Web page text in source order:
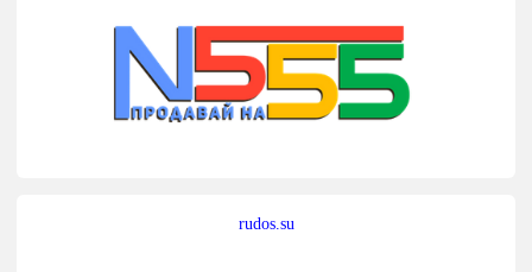
rudos.su